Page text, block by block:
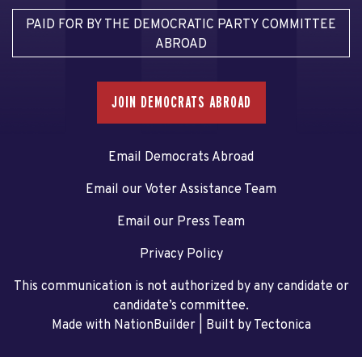
PAID FOR BY THE DEMOCRATIC PARTY COMMITTEE
ABROAD
JOIN DEMOCRATS ABROAD
Email Democrats Abroad
Email our Voter Assistance Team
Email our Press Team
Privacy Policy
This communication is not authorized by any candidate or
candidate’s committee.
Made with NationBuilder| Built by Tectonica